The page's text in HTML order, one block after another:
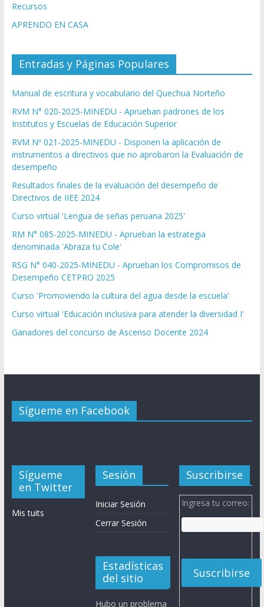
Recursos
APRENDO EN CASA
Entradas y Páginas Populares
Manual de escritura y vocabulario del Quechua Norteño
RVM N° 020-2025-MINEDU - Aprueban padrones de los
Institutos y Escuelas de Educación Superior
RVM Nº 021-2025-MINEDU - Disponen la aplicación de
instrumentos a directivos que no aprobaron la Evaluación de
desempeño
Resultados finales de la evaluación del desempeño de
Directivos de IIEE 2024
Curso virtual 'Lengua de señas peruana 2025'
RM N° 085-2025-MINEDU - Aprueban la estrategia
denominada 'Abraza tu Cole'
RSG N° 040-2025-MINEDU - Aprueban los Compromisos de
Desempeño CETPRO 2025
Curso 'Promoviendo la cultura del agua desde la escuela'
Curso virtual 'Educación inclusiva para atender la diversidad I'
Ganadores del concurso de Ascenso Docente 2024
Sígueme en Facebook
Sígueme
en Twitter
Mis tuits
Sesión
Iniciar Sesión
Cerrar Sesión
Estadísticas
del sitio
Hubo un problema
Suscribirse
Ingresa tu correo: